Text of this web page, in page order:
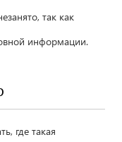
так как
информации.
где такая